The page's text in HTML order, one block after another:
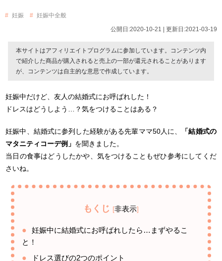
妊娠
妊娠中全般
公開日:2020-10-21 | 更新日:2021-03-19
本サイトはアフィリエイトプログラムに参加しています。コンテンツ内
で紹介した商品が購入されると売上の一部が還元されることがあります
が、コンテンツは自主的な意思で作成しています。
妊娠中だけど、友人の結婚式にお呼ばれした！
ドレスはどうしよう…？気をつけることはある？
妊娠中、結婚式に参列した経験がある先輩ママ50人に、
「結婚式の
マタニティコーデ例」 を聞きました。
当日の食事はどうしたかや、気をつけることもぜひ参考にしてくだ
さいね。
もくじ [非表示]
妊娠中に結婚式にお呼ばれしたら…まずやるこ
と！
ドレス選びの2つのポイント